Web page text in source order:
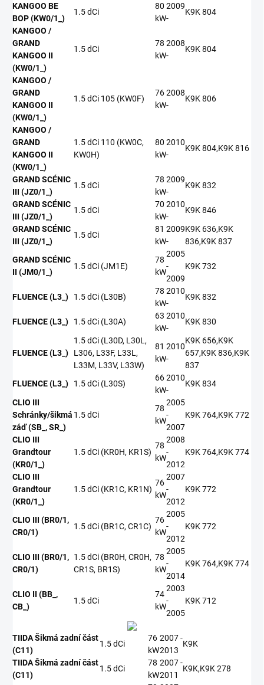
KANGOO BE
BOP (KW0/1_)
1.5 dCi
80
kW
2009
-
K9K 804
KANGOO /
GRAND
KANGOO II
(KW0/1_)
1.5 dCi
78
kW
2008
-
K9K 804
KANGOO /
GRAND
KANGOO II
(KW0/1_)
1.5 dCi 105 (KW0F)
76
kW
2008
-
K9K 806
KANGOO /
GRAND
KANGOO II
(KW0/1_)
1.5 dCi 110 (KW0C,
KW0H)
80
kW
2010
-
K9K 804,K9K 816
GRAND SCÉNIC
III (JZ0/1_)
1.5 dCi
78
kW
2009
-
K9K 832
GRAND SCÉNIC
III (JZ0/1_)
1.5 dCi
70
kW
2010
-
K9K 846
GRAND SCÉNIC
III (JZ0/1_)
1.5 dCi
81
kW
2009
-
K9K 636,K9K
836,K9K 837
GRAND SCÉNIC
II (JM0/1_)
1.5 dCi (JM1E)
78
kW
2005
-
2009
K9K 732
FLUENCE (L3_) 1.5 dCi (L30B)
78
kW
2010
-
K9K 832
FLUENCE (L3_) 1.5 dCi (L30A)
63
kW
2010
-
K9K 830
FLUENCE (L3_)
1.5 dCi (L30D, L30L,
L306, L33F, L33L,
L33M, L33V, L33W)
81
kW
2010
-
K9K 656,K9K
657,K9K 836,K9K
837
FLUENCE (L3_)
1.5 dCi (L30S)
66
kW
2010
-
K9K 834
CLIO III
Schránky/šikmá
záď (SB_, SR_)
1.5 dCi
78
kW
2005
-
2007
K9K 764,K9K 772
CLIO III
Grandtour
(KR0/1_)
1.5 dCi (KR0H, KR1S)
78
kW
2008
-
2012
K9K 764,K9K 774
CLIO III
Grandtour
(KR0/1_)
1.5 dCi (KR1C, KR1N)
76
kW
2007
-
2012
K9K 772
CLIO III (BR0/1,
CR0/1)
1.5 dCi (BR1C, CR1C)
76
kW
2005
-
2012
K9K 772
CLIO III (BR0/1,
CR0/1)
1.5 dCi (BR0H, CR0H,
CR1S, BR1S)
78
kW
2005
-
2014
K9K 764,K9K 774
CLIO II (BB_,
CB_)
1.5 dCi
74
kW
2003
-
2005
K9K 712
TIIDA Šikmá zadní část
(C11)
1.5 dCi
76
kW
2007 -
2013
K9K
TIIDA Šikmá zadní část
(C11)
1.5 dCi
78
kW
2007 -
2011
K9K,K9K 278